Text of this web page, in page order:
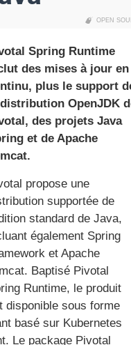
gratuite
OPEN
Spring Runtime
des mises à jour en
plus le support
OpenJDK
des projets Java
et de Apache
propose une
supportée de
standard de Java,
également Spring
et Apache
Baptisé Pivotal
Runtime, le produit
disponible sous forme
basé sur Kubernetes
Le package Pivotal